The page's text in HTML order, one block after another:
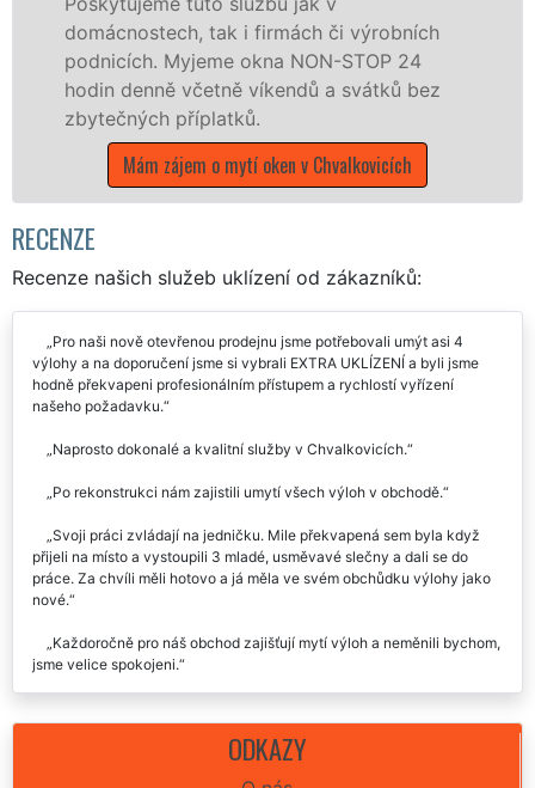
tak i firmách či výrobních
okna NON-STOP 24
včetně víkendů a svátků bez
příplatků.
o mytí oken v Chvalkovicích
dřevěná
kompletní a
okrese
UKLÍZENÍ, a
státních
RECENZE
Recenze našich služeb uklízení od zákazníků:
výlohy a na doporučení jsme si vybrali EXTRA UKLÍZENÍ a byli jsme
našeho požadavku.
Naprosto dokonalé a kvalitní služby v Chvalkovicích.
Po rekonstrukci nám zajistili umytí všech výloh v obchodě.
přijeli na místo a vystoupili 3 mladé, usměvavé slečny a dali se do
práce. Za chvíli měli hotovo a já měla ve svém obchůdku výlohy jako